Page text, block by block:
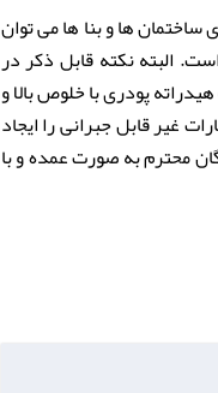
ها و بنا ها می توان
البته نکته قابل ذکر در
پودری با خلوص بالا و
غیر قابل جبرانی را ایجاد
محترم به صورت عمده و با